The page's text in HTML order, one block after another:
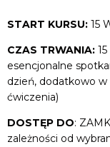
START KURSU: 15
CZAS TRWANIA:
esencjonalne
dzień, dodatkowo
ćwiczenia)
DOSTĘP DO:
zależności od